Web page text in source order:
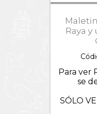
Raya
Para ver
se
SÓLO